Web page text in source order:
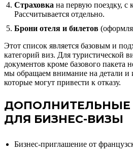
Страховка на первую поездку, с
Рассчитывается отдельно.
Брони отеля и билетов
Этот список является базовым и
категорий виз. Для туристической
документов кроме базового пакета
мы обращаем внимание на детали
которые могут привести к отказу.
ДЛЯ БИЗНЕС-ВИЗЫ
Бизнес-приглашение от